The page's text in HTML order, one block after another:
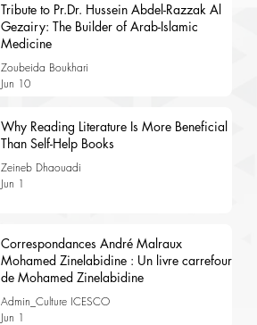
Tribute to Pr.Dr. Hussein Abdel-Razzak Al
Gezairy: The Builder of Arab-Islamic
Medicine
Zoubeida Boukhari
Jun 10
Why Reading Literature Is More Beneficial
Than Self-Help Books
Zeineb Dhaouadi
Jun 1
Correspondances André Malraux
Mohamed Zinelabidine : Un livre carrefour
de Mohamed Zinelabidine
Admin_Culture ICESCO
Jun 1